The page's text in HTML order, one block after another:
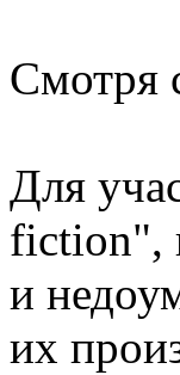
Смотря
Для
fiction",
и
их